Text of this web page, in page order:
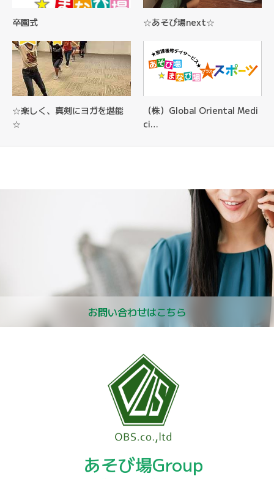
卒園式 ☆あそび場next☆
☆楽しく、真剣にヨガを堪能
☆
（株）Global Oriental Medi
ci…
お問い合わせはこちら
あそび場Group